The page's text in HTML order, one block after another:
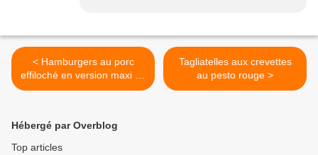
< Hamburgers au porc
effiloché en version maxi ou
mini
Tagliatelles aux crevettes
au pesto rouge >
Hébergé par Overblog
Top articles